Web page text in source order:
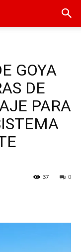
GOYA
DE
PARA
0
37